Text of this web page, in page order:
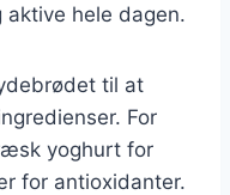
hele dagen.
til at
For
yoghurt for
for antioxidanter.